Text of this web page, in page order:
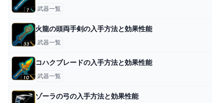
武器一覧
火龍の頭両手剣の入手方法と効果性能
武器一覧
コハクブレードの入手方法と効果性能
武器一覧
ゾーラの弓の入手方法と効果性能